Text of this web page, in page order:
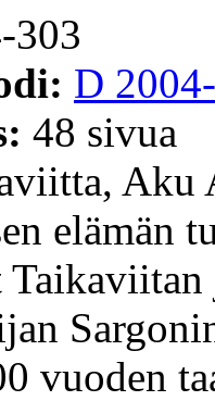
303
D
48 sivua
Aku
elämän
vuoden